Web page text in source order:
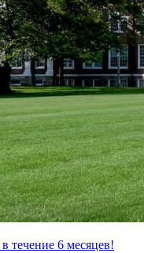
течение 6 месяцев!